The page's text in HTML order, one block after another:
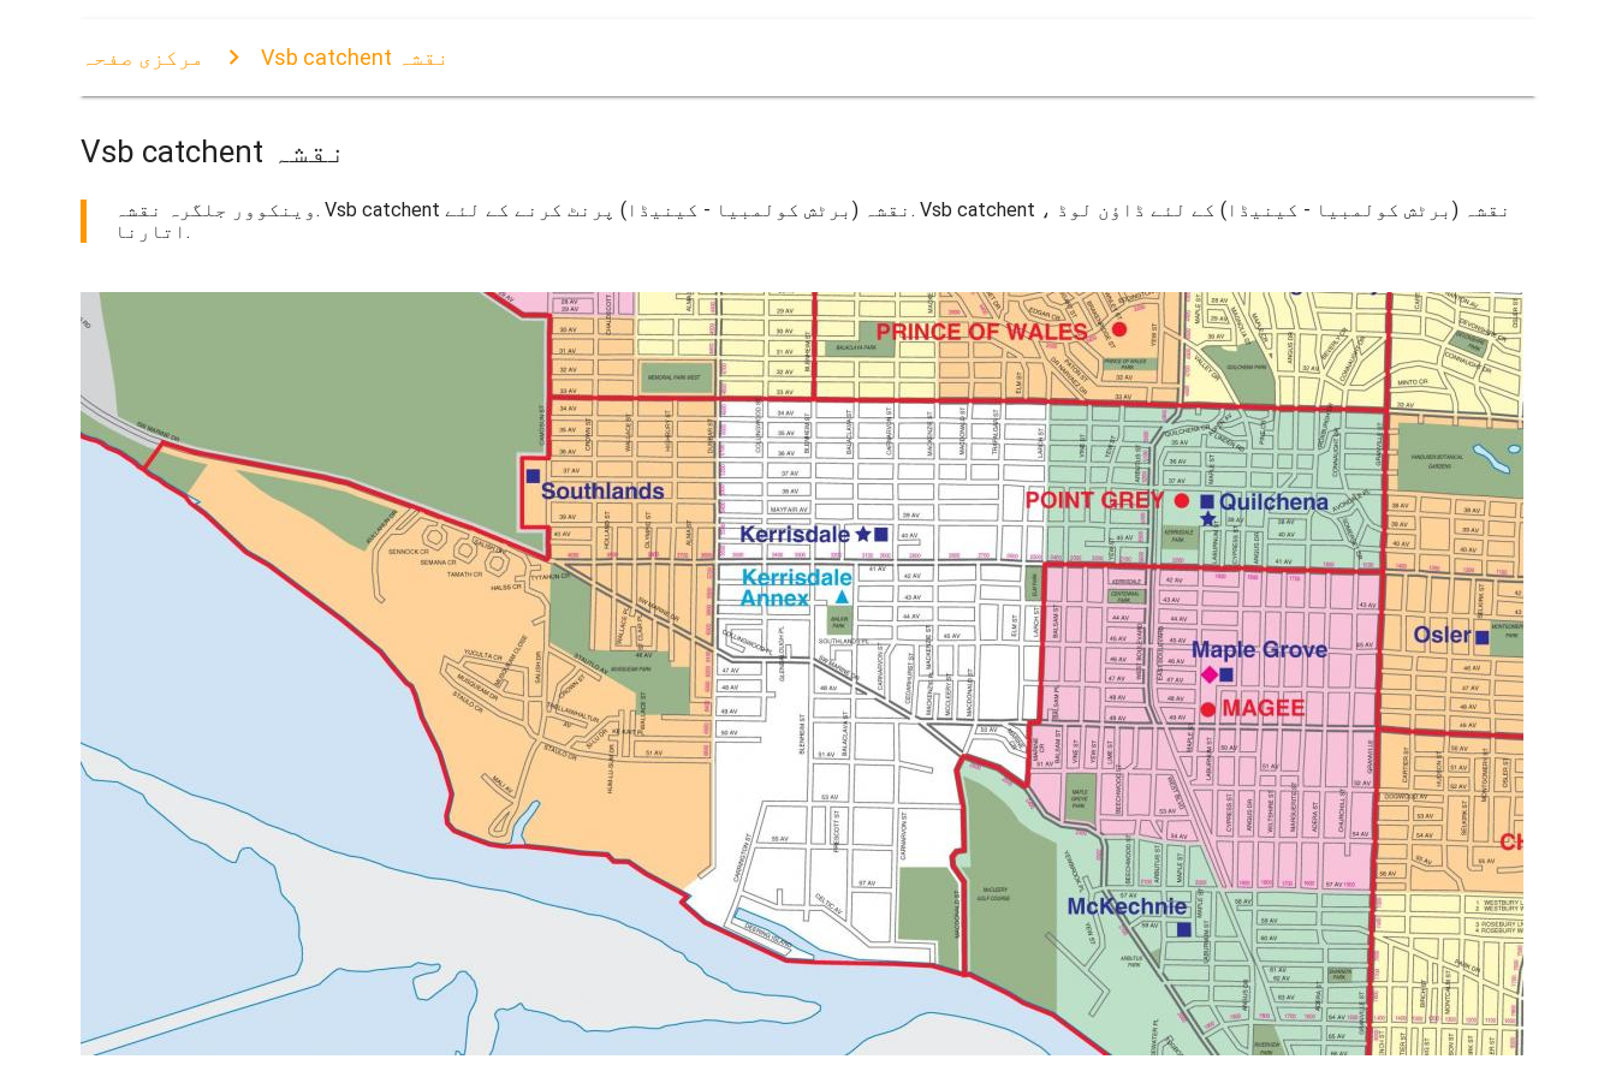
مرکزی صفحہ Vsb catchent نقشہ
Vsb catchent نقشہ
وینکوور جلگرہ نقشہ. Vsb catchent نقشہ (برٹش کولمبیا - کینیڈا) پرنٹ کرنے کے لئے. Vsb catchent نقشہ (برٹش کولمبیا - کینیڈا) کے لئے ڈاؤن لوڈ ،
اتارنا.